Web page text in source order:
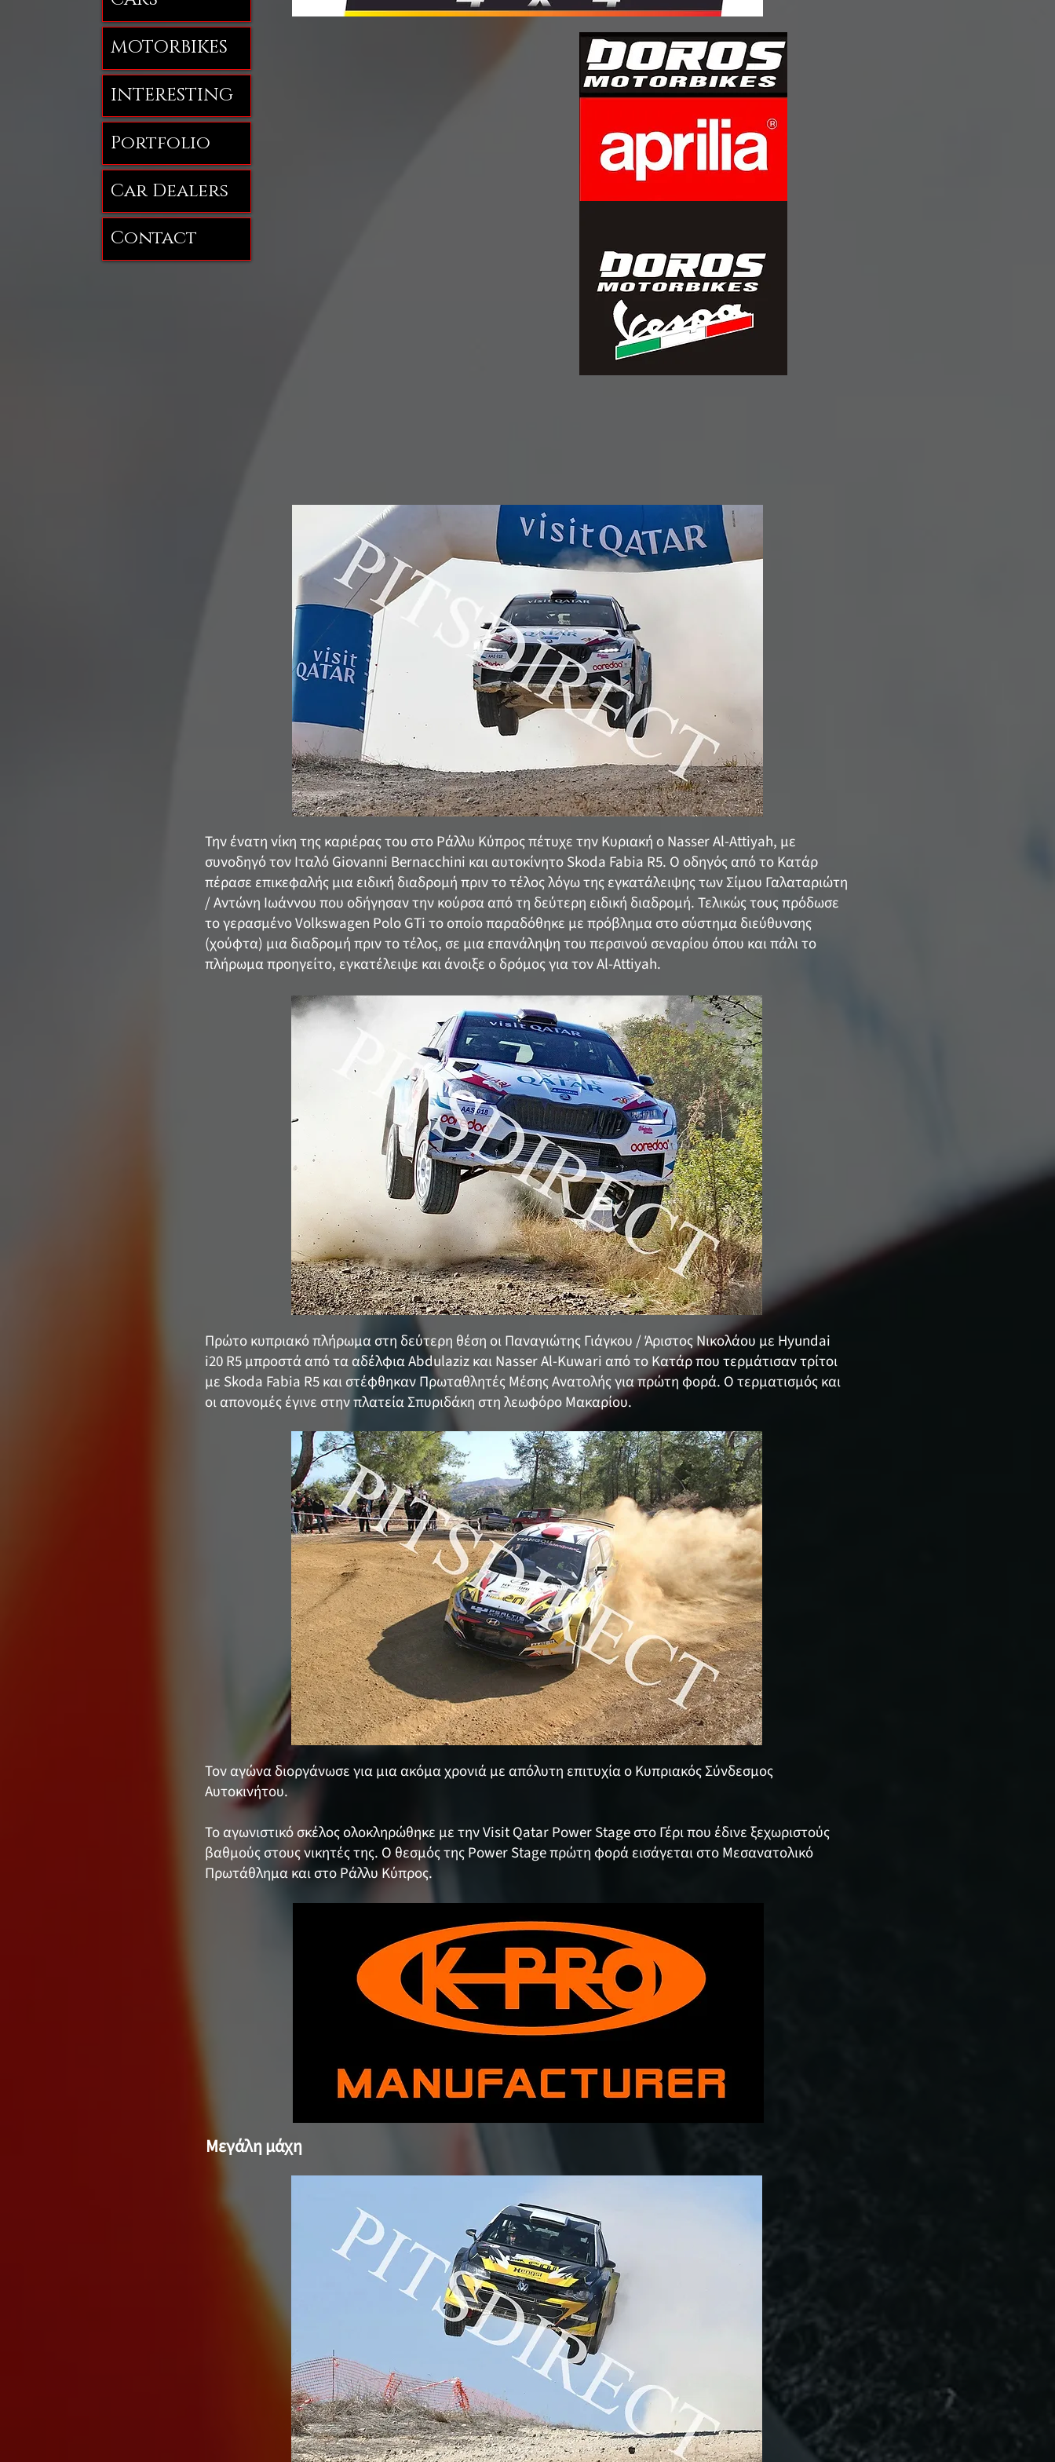
MOTORBIKES
INTERESTING
Portfolio
Car Dealers
Contact
Την ένατη νίκη της καριέρας του στο Ράλλυ Κύπρος πέτυχε την Κυριακή ο Nasser Al-Attiyah, με
συνοδηγό τον Ιταλό Giovanni Bernacchini και αυτοκίνητο Skoda Fabia R5. Ο οδηγός από το Κατάρ
πέρασε επικεφαλής μια ειδική διαδρομή πριν το τέλος λόγω της εγκατάλειψης των Σίμου Γαλαταριώτη
/ Αντώνη Ιωάννου που οδήγησαν την κούρσα από τη δεύτερη ειδική διαδρομή. Τελικώς τους πρόδωσε
το γερασμένο Volkswagen Polo GTi το οποίο παραδόθηκε με πρόβλημα στο σύστημα διεύθυνσης
(χούφτα) μια διαδρομή πριν το τέλος, σε μια επανάληψη του περσινού σεναρίου όπου και πάλι το
πλήρωμα προηγείτο, εγκατέλειψε και άνοιξε ο δρόμος για τον Al-Attiyah.
Πρώτο κυπριακό πλήρωμα στη δεύτερη θέση οι Παναγιώτης Γιάγκου / Άριστος Νικολάου με Hyundai
i20 R5 μπροστά από τα αδέλφια Abdulaziz και Nasser Al-Kuwari από το Κατάρ που τερμάτισαν τρίτοι
με Skoda Fabia R5 και στέφθηκαν Πρωταθλητές Μέσης Ανατολής για πρώτη φορά. Ο τερματισμός και
οι απονομές έγινε στην πλατεία Σπυριδάκη στη λεωφόρο Μακαρίου.
Τον αγώνα διοργάνωσε για μια ακόμα χρονιά με απόλυτη επιτυχία ο Κυπριακός Σύνδεσμος
Αυτοκινήτου.
Το αγωνιστικό σκέλος ολοκληρώθηκε με την Visit Qatar Power Stage στο Γέρι που έδινε ξεχωριστούς
βαθμούς στους νικητές της. Ο θεσμός της Power Stage πρώτη φορά εισάγεται στο Μεσανατολικό
Πρωτάθλημα και στο Ράλλυ Κύπρος.
Μεγάλη μάχη